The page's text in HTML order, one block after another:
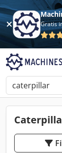
Gratis